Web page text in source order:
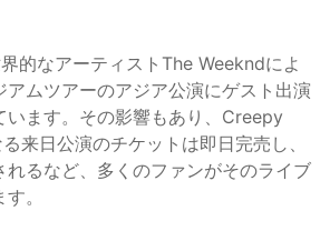
的なアーティストThe Weekndによ
アムツアーのアジア公演にゲスト出演
います。その影響もあり、Creepy
来日公演のチケットは即日完売し、
れるなど、多くのファンがそのライブ
。